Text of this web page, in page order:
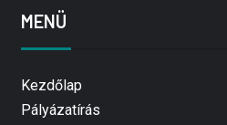
MENÜ
Kezdőlap
Pályázatírás